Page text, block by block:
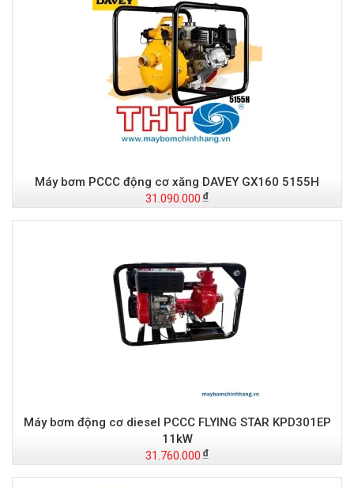
Máy bơm PCCC động cơ xăng DAVEY GX160 5155H
31.090.000
Máy bơm động cơ diesel PCCC FLYING STAR KPD301EP
11kW
31.760.000